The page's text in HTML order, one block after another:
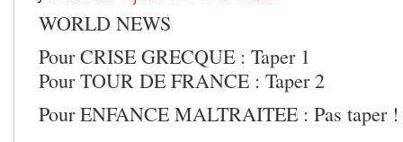
WORLD NEWS
Pour CRISE GRECQUE : Taper 1
Pour TOUR DE FRANCE : Taper 2
Pour ENFANCE MALTRAITEE : Pas taper !